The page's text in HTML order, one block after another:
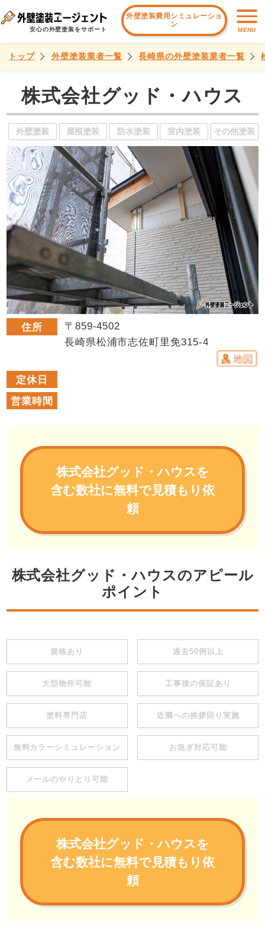
安心の外壁塗装をサポート
外壁塗装費用シミュレーショ
ン
MENU
トップ 外壁塗装業者一覧 長崎県の外壁塗装業者一覧
株式会社グッド・ハウス
外壁塗装 屋根塗装 防水塗装 室内塗装 その他塗装
住所
〒859-4502
長崎県松浦市志佐町里免315-4
定休日
営業時間
株式会社グッド・ハウスを
含む数社に無料で見積もり依
頼
株式会社グッド・ハウスのアピール
ポイント
資格あり 過去50例以上
大型物件可能 工事後の保証あり
塗料専門店 近隣への挨拶回り実施
無料カラーシミュレーション お急ぎ対応可能
メールのやりとり可能
株式会社グッド・ハウスを
含む数社に無料で見積もり依
頼